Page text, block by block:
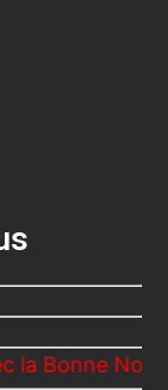
Nouvelle,